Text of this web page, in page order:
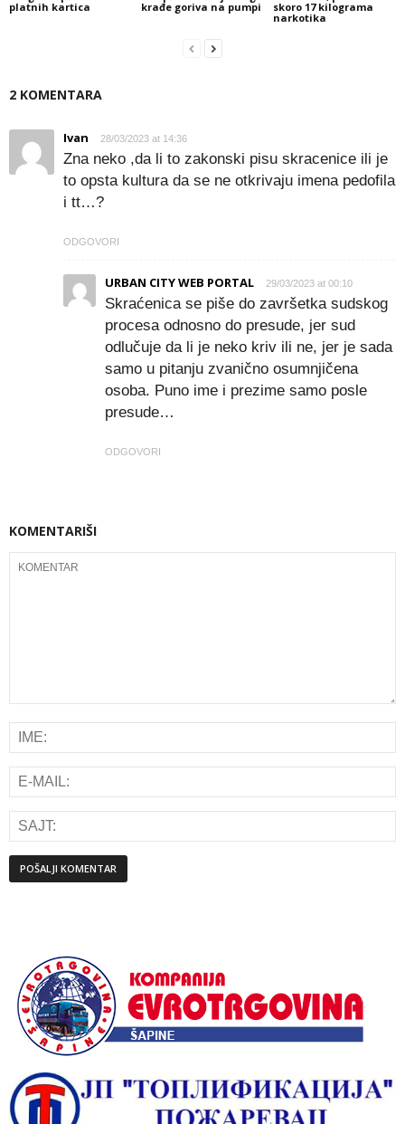
platnih kartica
krađe goriva na pumpi
skoro 17 kilograma
narkotika
2 KOMENTARA
Ivan 28/03/2023 at 14:36
Zna neko ,da li to zakonski pisu skracenice ili je
to opsta kultura da se ne otkrivaju imena pedofila
i tt…?
ODGOVORI
URBAN CITY WEB PORTAL 29/03/2023 at 00:10
Skraćenica se piše do završetka sudskog
procesa odnosno do presude, jer sud
odlučuje da li je neko kriv ili ne, jer je sada
samo u pitanju zvanično osumnjičena
osoba. Puno ime i prezime samo posle
presude…
ODGOVORI
KOMENTARIŠI